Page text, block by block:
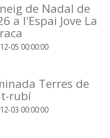
de Nadal de
a l'Espai Jove La
05 00:00:00
Terres de
rubí
03 00:00:00